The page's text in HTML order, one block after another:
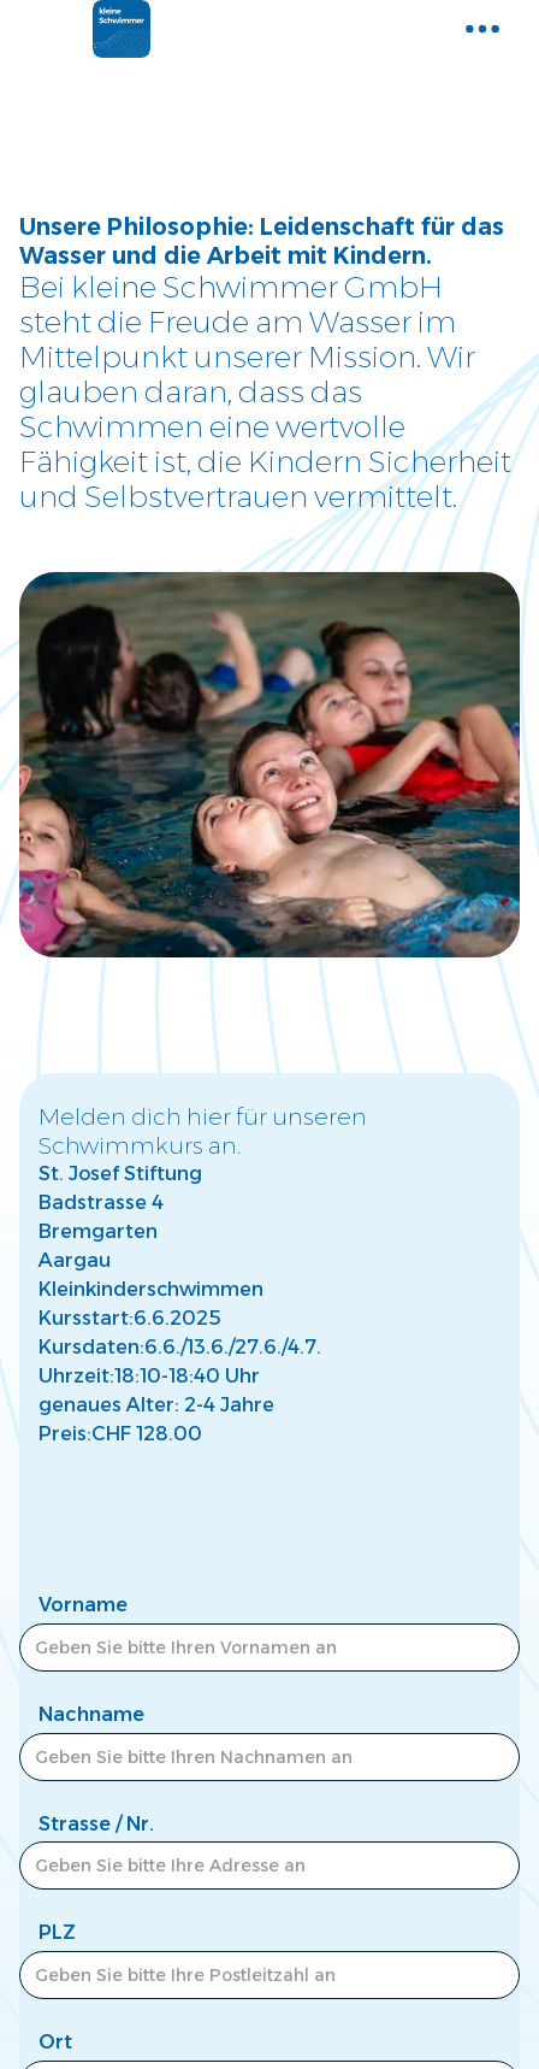
Aktuelle News
Neues und Tipps aus der Welt der
kleinen Schwimmer
Kurse
Entdecke unser Kursangebot
Über uns
Tauche ein und lerne uns
kennen
Kalender
Was, wann, wo inklusive direkter
Anmeldemöglichkeit
Jobs
Eine neue Challenge gesucht?
Bäder
Übersicht über unsere Locations
Kontakt
Wir sind gerne für Dich da
Aktuelle Artikel
Warum frühzeitige Wassergewöhnung für
Kinder wichtig ist
Entdecke, wie frühe Wassergewöhnung die Entwicklung
Deines Kindes fördert und eine sichere Basis für Freude
am Wasser schafft.
Mehr lesen
Zum Newscenter >
Unsere Philosophie: Leidenschaft für das
Wasser und die Arbeit mit Kindern.
Bei kleine Schwimmer GmbH
steht die Freude am Wasser im
Mittelpunkt unserer Mission. Wir
glauben daran, dass das
Schwimmen eine wertvolle
Fähigkeit ist, die Kindern Sicherheit
und Selbstvertrauen vermittelt.
Melden dich hier für unseren
Schwimmkurs an.
St. Josef Stiftung
Badstrasse 4
Bremgarten
Aargau
Kleinkinderschwimmen
Kursstart:6.6.2025
Kursdaten:6.6./13.6./27.6./4.7.
Uhrzeit:18:10-18:40 Uhr
genaues Alter: 2-4 Jahre
Preis:CHF 128.00
Vorname
Nachname
Strasse / Nr.
PLZ
Ort